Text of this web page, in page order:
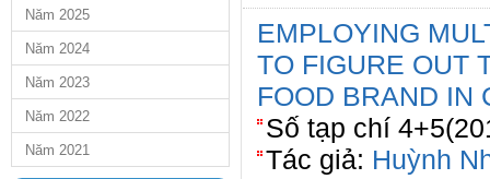
Năm 2025
Năm 2024
Năm 2023
Năm 2022
Năm 2021
EMPLOYING
TO FIGURE OUT
FOOD BRAND IN
Số tạp chí
Tác giả: Huỳnh